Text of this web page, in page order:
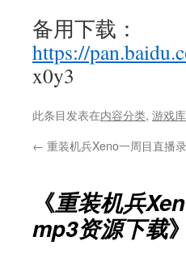
备用下载：
https://
x0y3
此条目发表在内容分类, 游戏库
← 重装机兵Xeno一周目直播
《重装机兵
mp3资源下载